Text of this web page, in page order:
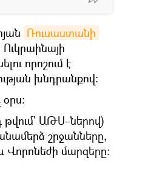
Ռուսաստանի
Ուկրաինայի
որոշում է
խնդրանքով։
ԱԹՍ–ներով)
շրջանները,
Վորոնեժի մարզերը։